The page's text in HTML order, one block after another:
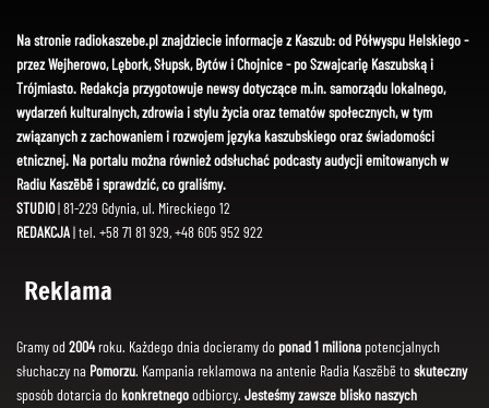
Na stronie radiokaszebe.pl znajdziecie informacje z Kaszub: od Półwyspu Helskiego -
przez Wejherowo, Lębork, Słupsk, Bytów i Chojnice - po Szwajcarię Kaszubską i
Trójmiasto. Redakcja przygotowuje newsy dotyczące m.in. samorządu lokalnego,
wydarzeń kulturalnych, zdrowia i stylu życia oraz tematów społecznych, w tym
związanych z zachowaniem i rozwojem języka kaszubskiego oraz świadomości
etnicznej. Na portalu można również odsłuchać podcasty audycji emitowanych w
Radiu Kaszëbë i sprawdzić, co graliśmy.
STUDIO| 81-229 Gdynia, ul. Mireckiego 12
REDAKCJA| tel. +58 71 81 929, +48 605 952 922
Reklama
Gramy od 2004roku. Każdego dnia docieramy do ponad 1 miliona potencjalnych
słuchaczy na Pomorzu. Kampania reklamowa na antenie Radia Kaszëbë toskuteczny
sposób dotarcia dokonkretnegoodbiorcy. Jesteśmy zawsze blisko naszych